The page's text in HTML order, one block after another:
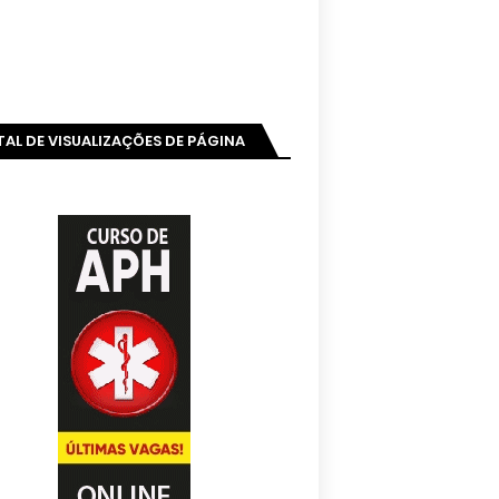
DE VISUALIZAÇÕES DE PÁGINA